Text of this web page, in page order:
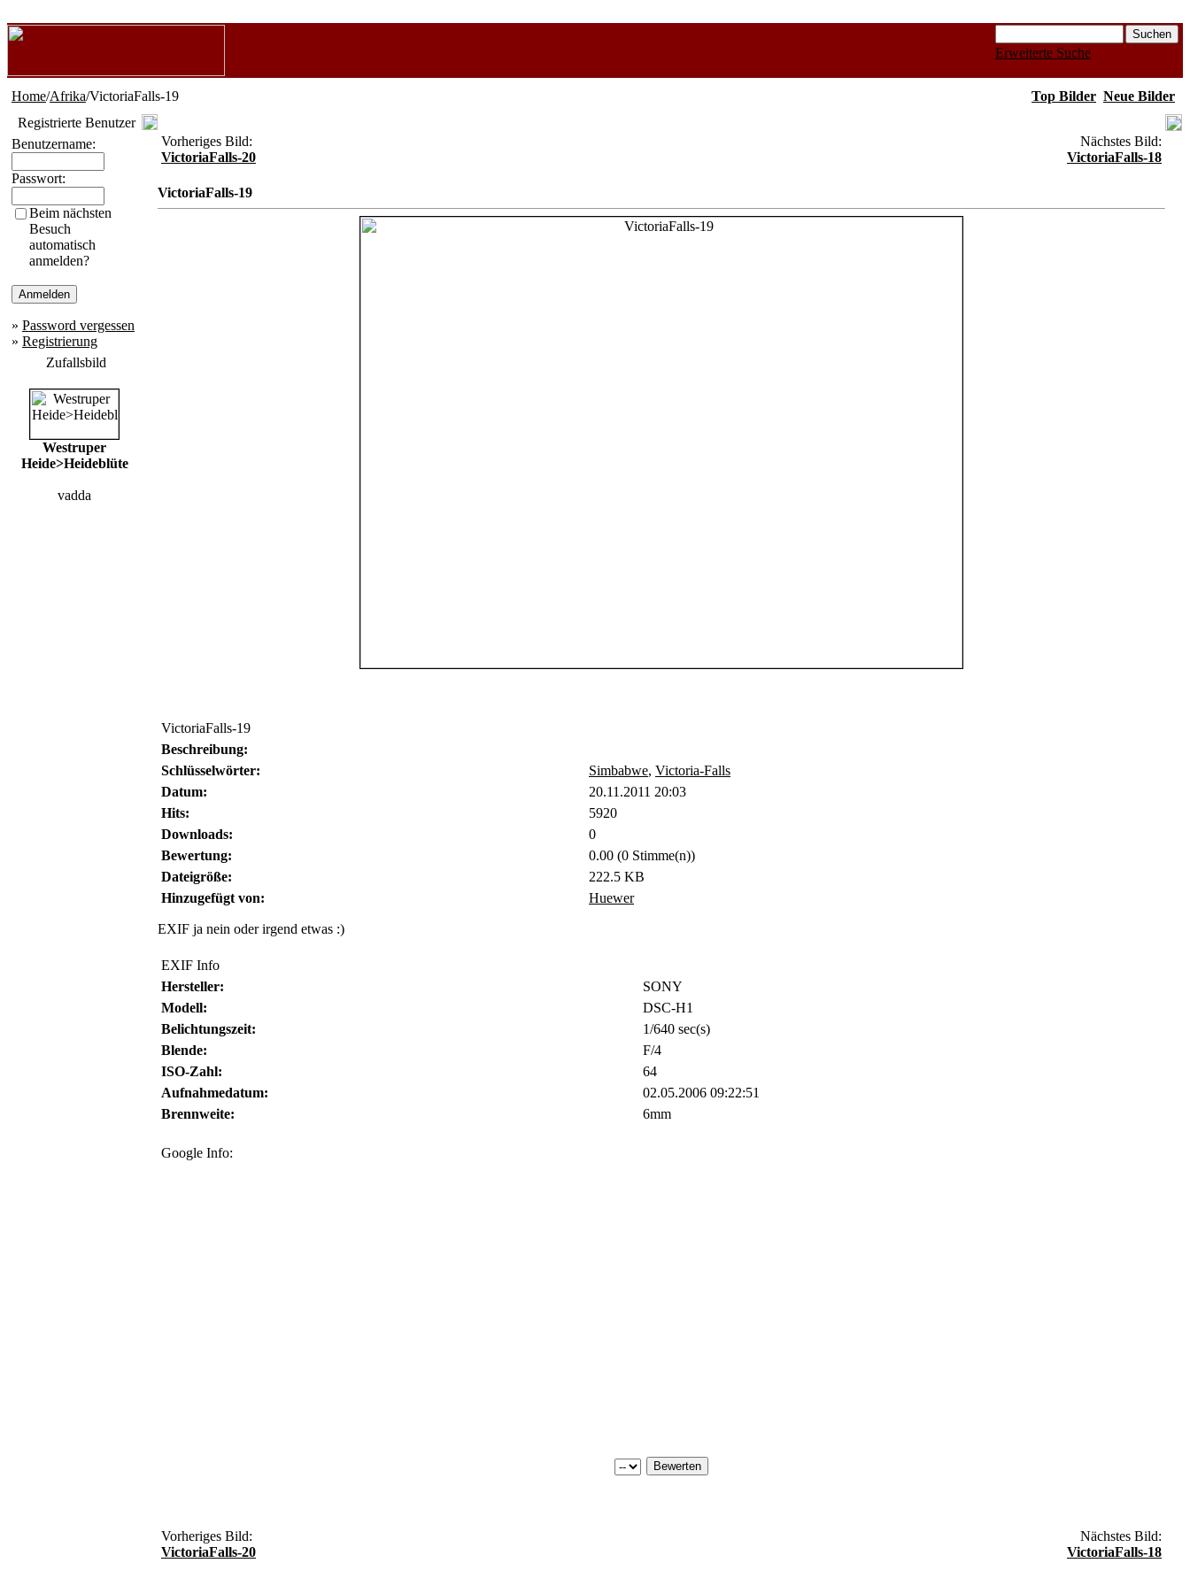
Erweiterte Suche
Home/Afrika/VictoriaFalls-19 Top Bilder Neue Bilder
Registrierte Benutzer
Benutzername:
Passwort:
Beim nächsten
Besuch
automatisch
anmelden?
» Password vergessen
» Registrierung
Zufallsbild
Westruper
Heide>Heideblüte
vadda
Vorheriges Bild:
VictoriaFalls-20
Nächstes Bild:
VictoriaFalls-18
VictoriaFalls-19
VictoriaFalls-19
Beschreibung:
Schlüsselwörter:
Simbabwe, Victoria-Falls
Datum:
20.11.2011 20:03
Hits:
5920
Downloads:
0
Bewertung:
0.00 (0 Stimme(n))
Dateigröße:
222.5 KB
Hinzugefügt von:
Huewer
EXIF ja nein oder irgend etwas :)
EXIF Info
Hersteller:
SONY
Modell:
DSC-H1
Belichtungszeit:
1/640 sec(s)
Blende:
F/4
ISO-Zahl:
64
Aufnahmedatum:
02.05.2006 09:22:51
Brennweite:
6mm
Google Info:
Vorheriges Bild:
VictoriaFalls-20
Nächstes Bild:
VictoriaFalls-18